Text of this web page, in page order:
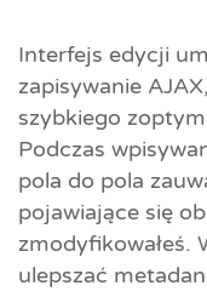
Interfejs edycji
zapisywanie
szybkiego
Podczas
pola do pola
pojawiające się
zmodyfikowałeś.
ulepszać